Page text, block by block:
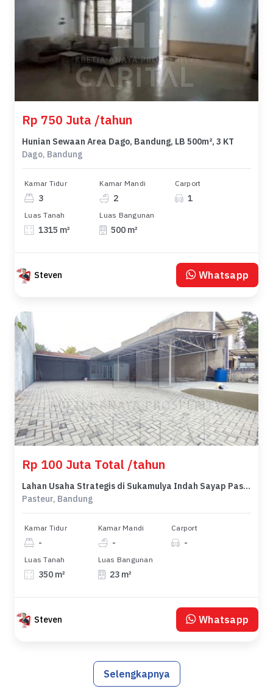
Rp 750 Juta /tahun
Hunian Sewaan Area Dago, Bandung, LB 500m², 3 KT
Dago, Bandung
Kamar Tidur
3
Kamar Mandi
2
Carport
1
Luas Tanah
1315 m²
Luas Bangunan
500 m²
Steven Whatsapp
Rp 100 Juta Total /tahun
Lahan Usaha Strategis di Sukamulya Indah Sayap Pasteur
Pasteur, Bandung
Kamar Tidur
-
Kamar Mandi
-
Carport
-
Luas Tanah
350 m²
Luas Bangunan
23 m²
Steven Whatsapp
Selengkapnya